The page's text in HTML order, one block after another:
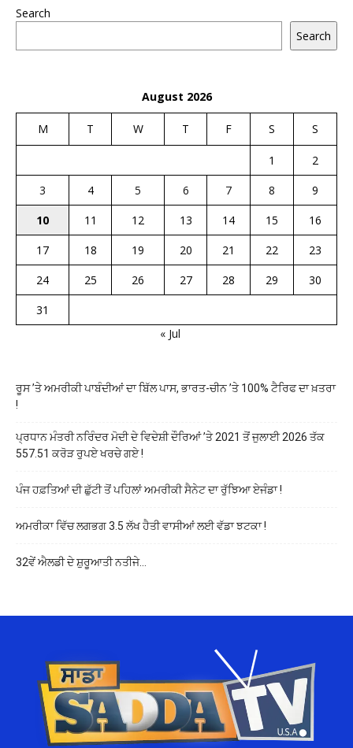
Search
Search
August 2026
M T W T F S S
1
2
3
4 5 6 7 8
9
10
11 12 13 14 15
16
17
18 19 20 21 22
23
24
25 26 27 28 29
30
31
« Jul
ਰੂਸ ’ਤੇ ਅਮਰੀਕੀ ਪਾਬੰਦੀਆਂ ਦਾ ਬਿੱਲ ਪਾਸ, ਭਾਰਤ-ਚੀਨ ’ਤੇ 100% ਟੈਰਿਫ ਦਾ ਖ਼ਤਰਾ
!
ਪ੍ਰਧਾਨ ਮੰਤਰੀ ਨਰਿੰਦਰ ਮੋਦੀ ਦੇ ਵਿਦੇਸ਼ੀ ਦੌਰਿਆਂ ’ਤੇ 2021 ਤੋਂ ਜੁਲਾਈ 2026 ਤੱਕ
557.51 ਕਰੋੜ ਰੁਪਏ ਖਰਚੇ ਗਏ !
ਪੰਜ ਹਫ਼ਤਿਆਂ ਦੀ ਛੁੱਟੀ ਤੋਂ ਪਹਿਲਾਂ ਅਮਰੀਕੀ ਸੈਨੇਟ ਦਾ ਰੁੱਝਿਆ ਏਜੰਡਾ !
ਅਮਰੀਕਾ ਵਿੱਚ ਲਗਭਗ 3.5 ਲੱਖ ਹੈਤੀ ਵਾਸੀਆਂ ਲਈ ਵੱਡਾ ਝਟਕਾ !
32ਵੇਂ ਐਲਡੀ ਦੇ ਸ਼ੁਰੂਆਤੀ ਨਤੀਜੇ…